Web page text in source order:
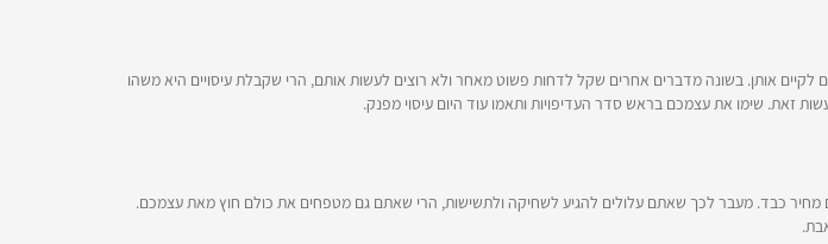
אותן. בשונה מדברים אחרים שקל לדחות פשוט מאחר ולא רוצים לעשות אותם, הרי שקבלת עיסויים היא משהו
זאת. שימו את עצמכם בראש סדר העדיפויות ותאמו עוד היום עיסוי מפנק.
כבד. מעבר לכך שאתם עלולים להגיע לשחיקה ולתשישות, הרי שאתם גם מטפחים את כולם חוץ מאת עצמכם.